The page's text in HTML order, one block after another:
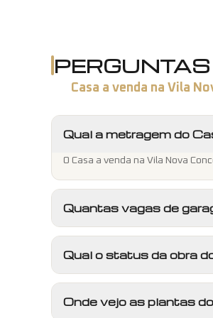
Casa a venda na Vila
Qual a metragem do
O Casa a venda na Vila Nova
Quantas vagas de
Qual o status da obra
Onde vejo as plantas